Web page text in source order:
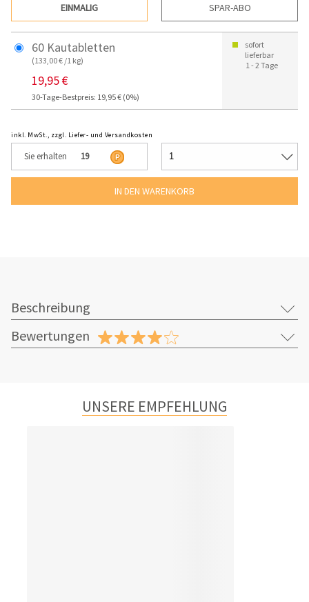
EINMALIG SPAR-ABO
60 Kautabletten
(133,00 € /1 kg)
19,95 €
30-Tage-Bestpreis: 19,95 € (0%)
sofort
lieferbar
1 - 2 Tage
inkl. MwSt., zzgl. Liefer- und Versandkosten
Sie erhalten 19
Beschreibung
Bewertungen
UNSERE EMPFEHLUNG